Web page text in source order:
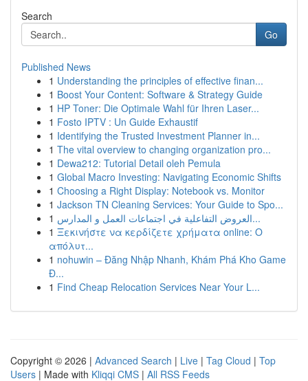
Search
Go
Published News
1 Understanding the principles of effective finan...
1 Boost Your Content: Software & Strategy Guide
1 HP Toner: Die Optimale Wahl für Ihren Laser...
1 Fosto IPTV : Un Guide Exhaustif
1 Identifying the Trusted Investment Planner in...
1 The vital overview to changing organization pro...
1 Dewa212: Tutorial Detail oleh Pemula
1 Global Macro Investing: Navigating Economic Shifts
1 Choosing a Right Display: Notebook vs. Monitor
1 Jackson TN Cleaning Services: Your Guide to Spo...
1
العروض التفاعلية في اجتماعات العمل و المدارس...
1 Ξεκινήστε να κερδίζετε χρήματα online: Ο
απόλυτ...
1 nohuwin – Đăng Nhập Nhanh, Khám Phá Kho Game
Đ...
1 Find Cheap Relocation Services Near Your L...
Copyright © 2026 | Advanced Search | Live | Tag Cloud | Top
Users | Made with Kliqqi CMS | All RSS Feeds